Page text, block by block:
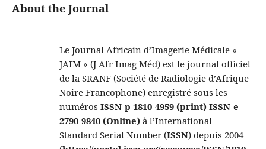
About the Journal
Le Journal Africain d’Imagerie Médicale «
JAIM » (J Afr Imag Méd) est le journal officiel
de la SRANF (Société de Radiologie d’Afrique
Noire Francophone) enregistré sous les
numéros ISSN-p 1810-4959 (print) ISSN-e
2790-9840 (Online)à l’International
Standard Serial Number (ISSN) depuis 2004